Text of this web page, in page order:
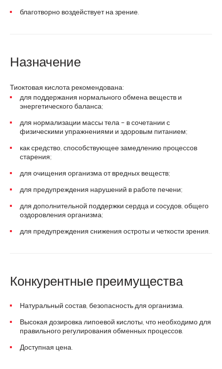
благотворно воздействует на зрение.
Назначение
Тиоктовая кислота рекомендована:
для поддержания нормального обмена веществ и
энергетического баланса;
для нормализации массы тела – в сочетании с
физическими упражнениями и здоровым питанием;
как средство, способствующее замедлению процессов
старения;
для очищения организма от вредных веществ;
для предупреждения нарушений в работе печени;
для дополнительной поддержки сердца и сосудов, общего
оздоровления организма;
для предупреждения снижения остроты и четкости зрения.
Конкурентные преимущества
Натуральный состав, безопасность для организма.
Высокая дозировка липоевой кислоты, что необходимо для
правильного регулирования обменных процессов.
Доступная цена.